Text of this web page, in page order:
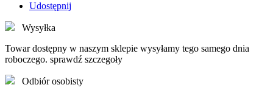
Udostępnij
Wysyłka
Towar dostępny w naszym sklepie wysyłamy tego samego dnia
roboczego. sprawdź szczegoły
Odbiór osobisty